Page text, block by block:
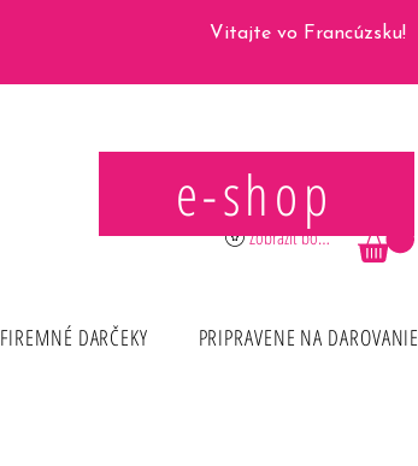
Zobraziť body
Vitajte vo Francúzsku!
e-shop
FIREMNÉ DARČEKY PRIPRAVENE NA DAROVANIE